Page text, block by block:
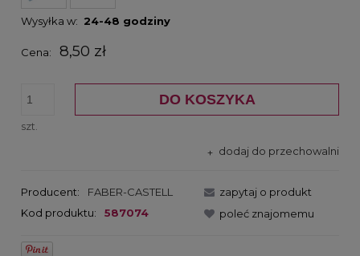
Wysyłka w: 24-48 godziny
Cena: 8,50 zł
szt.
DO KOSZYKA
dodaj do przechowalni
Producent:
FABER-CASTELL
Kod produktu:
587074
zapytaj o produkt
poleć znajomemu